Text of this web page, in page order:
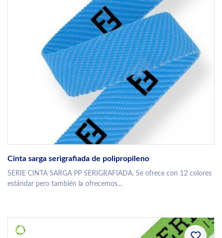
Cinta sarga serigrafiada de polipropileno
SERIE CINTA SARGA PP SERIGRAFIADA. Se ofrece con 12 colores
estándar pero también la ofrecemos...